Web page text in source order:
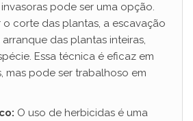
pode ser uma opção.
o corte das plantas, a escavação
das plantas inteiras,
Essa técnica é eficaz em
mas pode ser trabalhoso em
O uso de herbicidas é uma